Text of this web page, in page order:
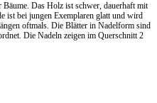
Das Holz ist schwer, dauerhaft mit
ist bei jungen Exemplaren glatt und wird
oftmals. Die Blätter in Nadelform sind
Die Nadeln zeigen im Querschnitt 2